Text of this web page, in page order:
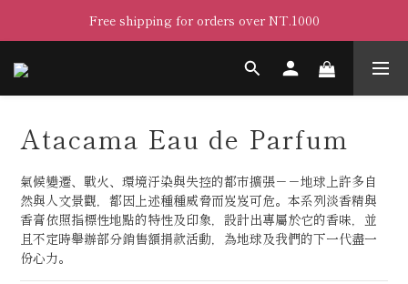
Free shipping for orders over NT.1000
Atacama Eau de Parfum
氣候變遷、戰火、環境汙染與失控的都市擴張－－地球上許多自
然與人文景觀，都因上述種種威脅而岌岌可危。本系列淡香精與
香膏依照指標性地點的特性及印象，設計出專屬於它的香味，並
且不定時舉辦部分銷售額捐款活動，為地球及我們的下一代盡一
份心力。